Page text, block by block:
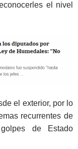
el nivel
el exterior, por lo
recurrentes de
de Estado